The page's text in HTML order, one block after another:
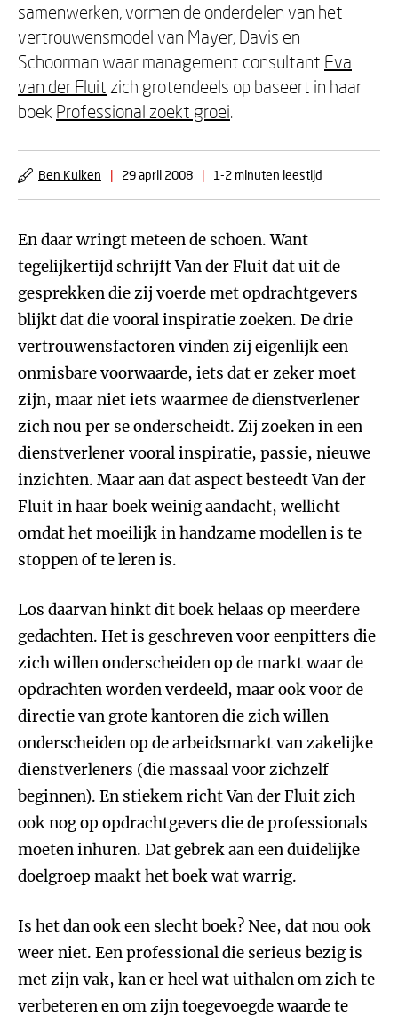
samenwerken, vormen de onderdelen van het
vertrouwensmodel van Mayer, Davis en
Schoorman waar management consultant Eva
van der Fluit zich grotendeels op baseert in haar
boek Professional zoekt groei.
Ben Kuiken | 29 april 2008 | 1-2 minuten leestijd
En daar wringt meteen de schoen. Want
tegelijkertijd schrijft Van der Fluit dat uit de
gesprekken die zij voerde met opdrachtgevers
blijkt dat die vooral inspiratie zoeken. De drie
vertrouwensfactoren vinden zij eigenlijk een
onmisbare voorwaarde, iets dat er zeker moet
zijn, maar niet iets waarmee de dienstverlener
zich nou per se onderscheidt. Zij zoeken in een
dienstverlener vooral inspiratie, passie, nieuwe
inzichten. Maar aan dat aspect besteedt Van der
Fluit in haar boek weinig aandacht, wellicht
omdat het moeilijk in handzame modellen is te
stoppen of te leren is.
Los daarvan hinkt dit boek helaas op meerdere
gedachten. Het is geschreven voor eenpitters die
zich willen onderscheiden op de markt waar de
opdrachten worden verdeeld, maar ook voor de
directie van grote kantoren die zich willen
onderscheiden op de arbeidsmarkt van zakelijke
dienstverleners (die massaal voor zichzelf
beginnen). En stiekem richt Van der Fluit zich
ook nog op opdrachtgevers die de professionals
moeten inhuren. Dat gebrek aan een duidelijke
doelgroep maakt het boek wat warrig.
Is het dan ook een slecht boek? Nee, dat nou ook
weer niet. Een professional die serieus bezig is
met zijn vak, kan er heel wat uithalen om zich te
verbeteren en om zijn toegevoegde waarde te